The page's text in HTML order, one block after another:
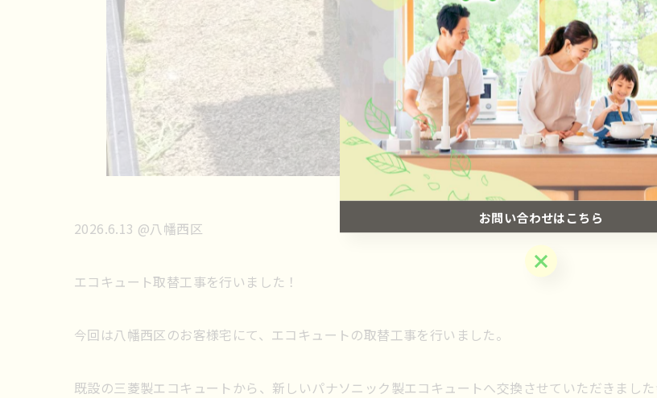
2026.6.13 @八幡西区
エコキュート取替工事を行いました！
今回は八幡西区のお客様宅にて、エコキュートの取替工事を行いました。
既設の三菱製エコキュートから、新しいパナソニック製エコキュートへ交換させていただきました✨
お問い合わせはこちら
お問い合わせはこちら